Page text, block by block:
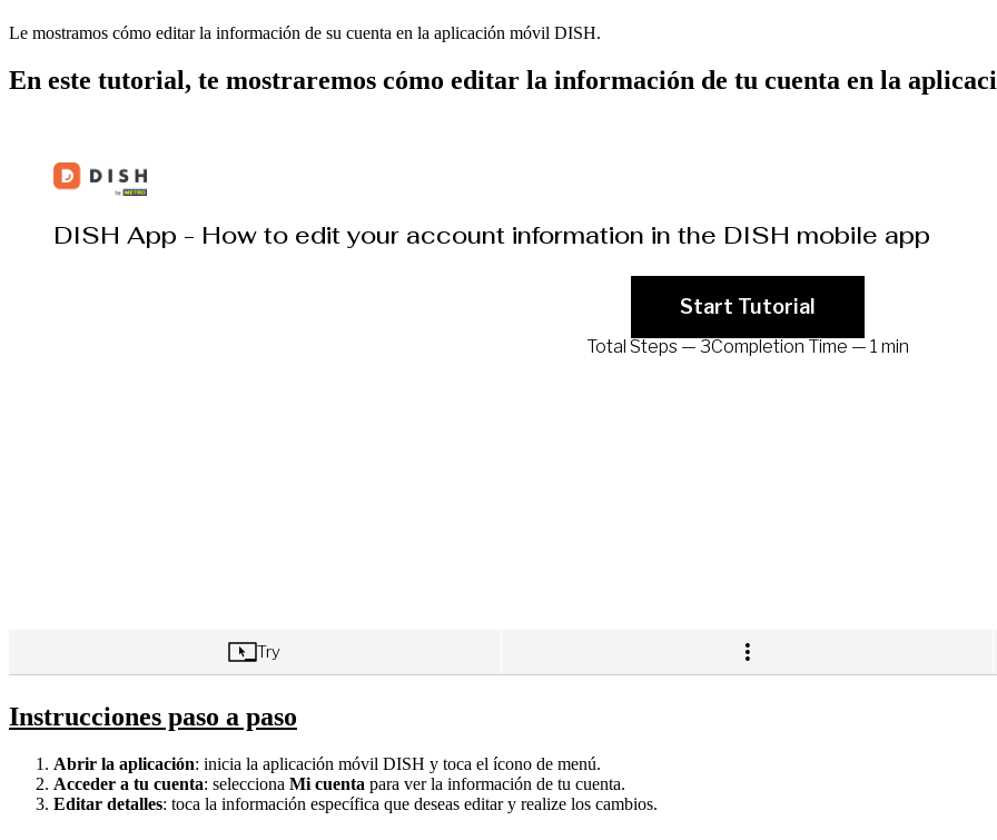
Le mostramos cómo editar la información de su cuenta en la aplicación móvil DISH.
En este tutorial, te mostraremos cómo editar la información de tu cuenta en la
Instrucciones paso a paso
Abrir la aplicación: inicia la aplicación móvil DISH y toca el ícono de menú.
Acceder a tu cuenta: selecciona Mi cuenta para ver la información de tu cuenta.
Editar detalles: toca la información específica que deseas editar y realize los cambios.